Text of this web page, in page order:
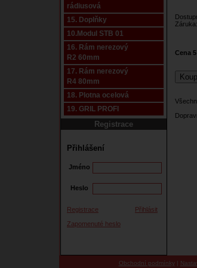
rádiusová
15. Doplňky
10.Modul STB 01
16. Rám nerezový
R2 60mm
17. Rám nerezový
R4 80mm
18. Plotna ocelová
19. GRIL PROFI
Registrace
Přihlášení
Jméno
Heslo
Registrace
Přihlásit
Zapomenuté heslo
Cena
Obchodní podmínky|